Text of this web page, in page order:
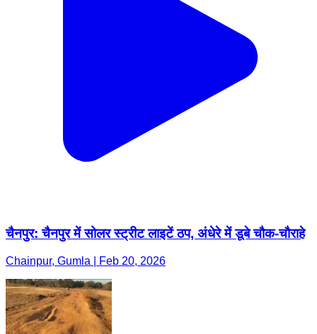
चैनपुर: चैनपुर में सोलर स्ट्रीट लाइटें ठप, अंधेरे में डूबे चौक-चौराहे
Chainpur, Gumla | Feb 20, 2026